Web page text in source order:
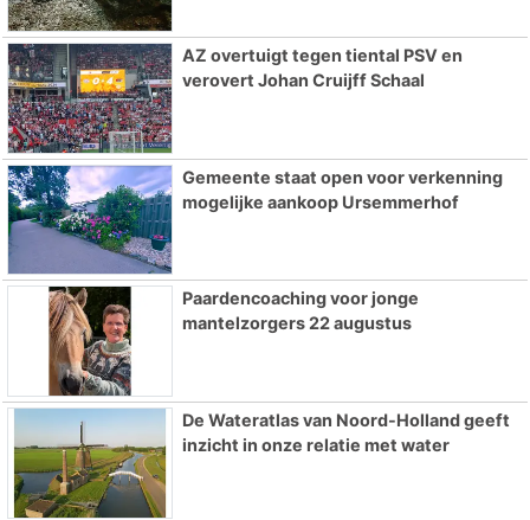
AZ overtuigt tegen tiental PSV en
verovert Johan Cruijff Schaal
Gemeente staat open voor verkenning
mogelijke aankoop Ursemmerhof
Paardencoaching voor jonge
mantelzorgers 22 augustus
De Wateratlas van Noord-Holland geeft
inzicht in onze relatie met water